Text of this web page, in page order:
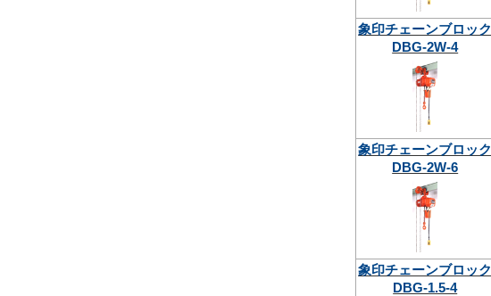
象印チェーンブロック
DBG-2W-4
象印チェーンブロック
DBG-2W-6
象印チェーンブロック
DBG-1.5-4